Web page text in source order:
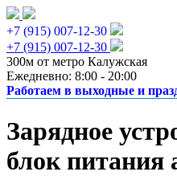
+7 (915) 007-12-30
+7 (915) 007-12-30
300м от метро Калужская
Ежедневно: 8:00 - 20:00
Работаем в выходные и
Зарядное
блок питания